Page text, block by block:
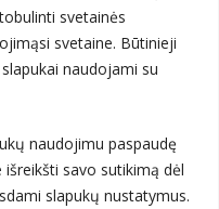
svetainės
svetaine. Būtinieji
naudojami su
naudojimu paspaudę
išreikšti savo sutikimą dėl
slapukų nustatymus.